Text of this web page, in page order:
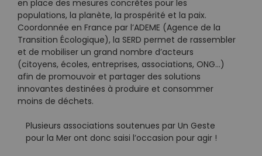
en place des mesures concrètes pour les
populations, la planète, la prospérité et la paix.
Coordonnée en France par l’ADEME (Agence de la
Transition Écologique), la SERD permet de rassembler
et de mobiliser un grand nombre d’acteurs
(citoyens, écoles, entreprises, associations, ONG…)
afin de promouvoir et partager des solutions
innovantes destinées à produire et consommer
moins de déchets.
Plusieurs associations soutenues par Un Geste
pour la Mer ont donc saisi l’occasion pour agir !